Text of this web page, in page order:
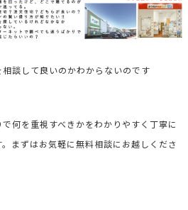
談して良いのかわからないのです
何を重視すべきかをわかりやすく丁寧に
まずはお気軽に無料相談にお越しくださ